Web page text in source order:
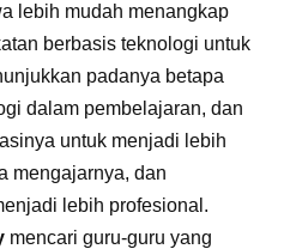
lebih mudah menangkap
berbasis teknologi untuk
padanya betapa
dalam pembelajaran, dan
untuk menjadi lebih
mengajarnya, dan
lebih profesional.
mencari guru-guru yang